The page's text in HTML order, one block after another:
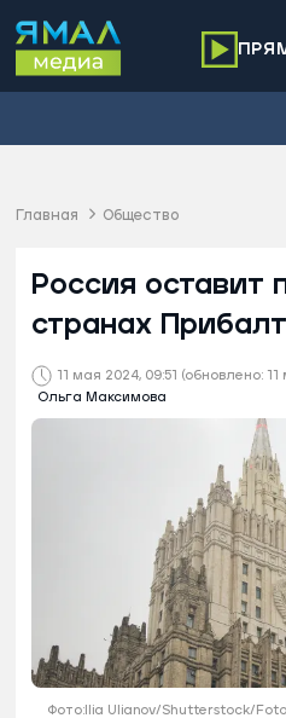
Главная Общество
11 мая 2024, 09:51 (обновлено: 11
Ольга Максимова
Россия оставит
странах
Фото:Ilia Ulianov/Shutterstock/